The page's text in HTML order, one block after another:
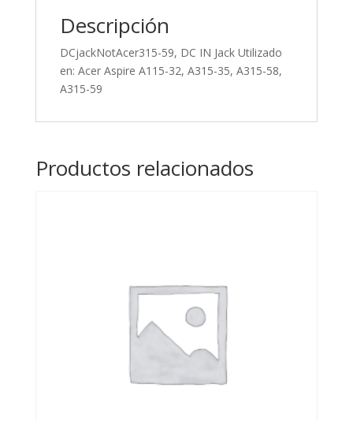
Descripción
DCjackNotAcer315-59, DC IN Jack Utilizado
en: Acer Aspire A115-32, A315-35, A315-58,
A315-59
Productos relacionados